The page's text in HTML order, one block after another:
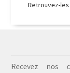
Retrouvez-
Recevez nos